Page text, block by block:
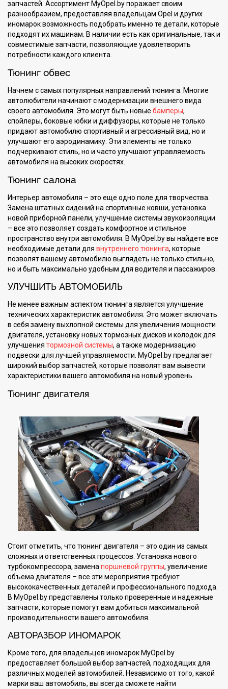
запчастей. Ассортимент MyOpel.by поражает своим
разнообразием, предоставляя владельцам Opel и других
иномарок возможность подобрать именно те детали, которые
подходят их машинам. В наличии есть как оригинальные, так и
совместимые запчасти, позволяющие удовлетворить
потребности каждого клиента.
Тюнинг обвес
Начнем с самых популярных направлений тюнинга. Многие
автолюбители начинают с модернизации внешнего вида
своего автомобиля. Это могут быть новые бамперы,
спойлеры, боковые юбки и диффузоры, которые не только
придают автомобилю спортивный и агрессивный вид, но и
улучшают его аэродинамику. Эти элементы не только
подчеркивают стиль, но и часто улучшают управляемость
автомобиля на высоких скоростях.
Тюнинг салона
Интерьер автомобиля – это еще одно поле для творчества.
Замена штатных сидений на спортивные ковши, установка
новой приборной панели, улучшение системы звукоизоляции
– все это позволяет создать комфортное и стильное
пространство внутри автомобиля. В MyOpel.by вы найдете все
необходимые детали для внутреннего тюнинга, которые
позволят вашему автомобилю выглядеть не только стильно,
но и быть максимально удобным для водителя и пассажиров.
УЛУЧШИТЬ АВТОМОБИЛЬ
Не менее важным аспектом тюнинга является улучшение
технических характеристик автомобиля. Это может включать
в себя замену выхлопной системы для увеличения мощности
двигателя, установку новых тормозных дисков и колодок для
улучшения тормозной системы, а также модернизацию
подвески для лучшей управляемости. MyOpel.by предлагает
широкий выбор запчастей, которые позволят вам вывести
характеристики вашего автомобиля на новый уровень.
Тюнинг двигателя
Стоит отметить, что тюнинг двигателя – это один из самых
сложных и ответственных процессов. Установка нового
турбокомпрессора, заменапоршневой группы, увеличение
объема двигателя – все эти мероприятия требуют
высококачественных деталей и профессионального подхода.
В MyOpel.by представлены только проверенные и надежные
запчасти, которые помогут вам добиться максимальной
производительности вашего автомобиля.
АВТОРАЗБОР ИНОМАРОК
Кроме того, для владельцев иномарок MyOpel.by
предоставляет большой выбор запчастей, подходящих для
различных моделей автомобилей. Независимо от того, какой
марки ваш автомобиль, вы всегда сможете найти